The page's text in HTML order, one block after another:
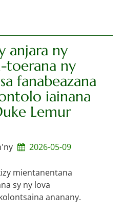
anjara ny
toerana ny
fanabeazana
iainana
Lemur
2026-05-09
mientanentana
sy ny lova
ananany.